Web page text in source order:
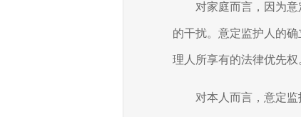
对家庭而言，因为
的干扰。意定监护人的
理人所享有的法律优先权
对本人而言，意定